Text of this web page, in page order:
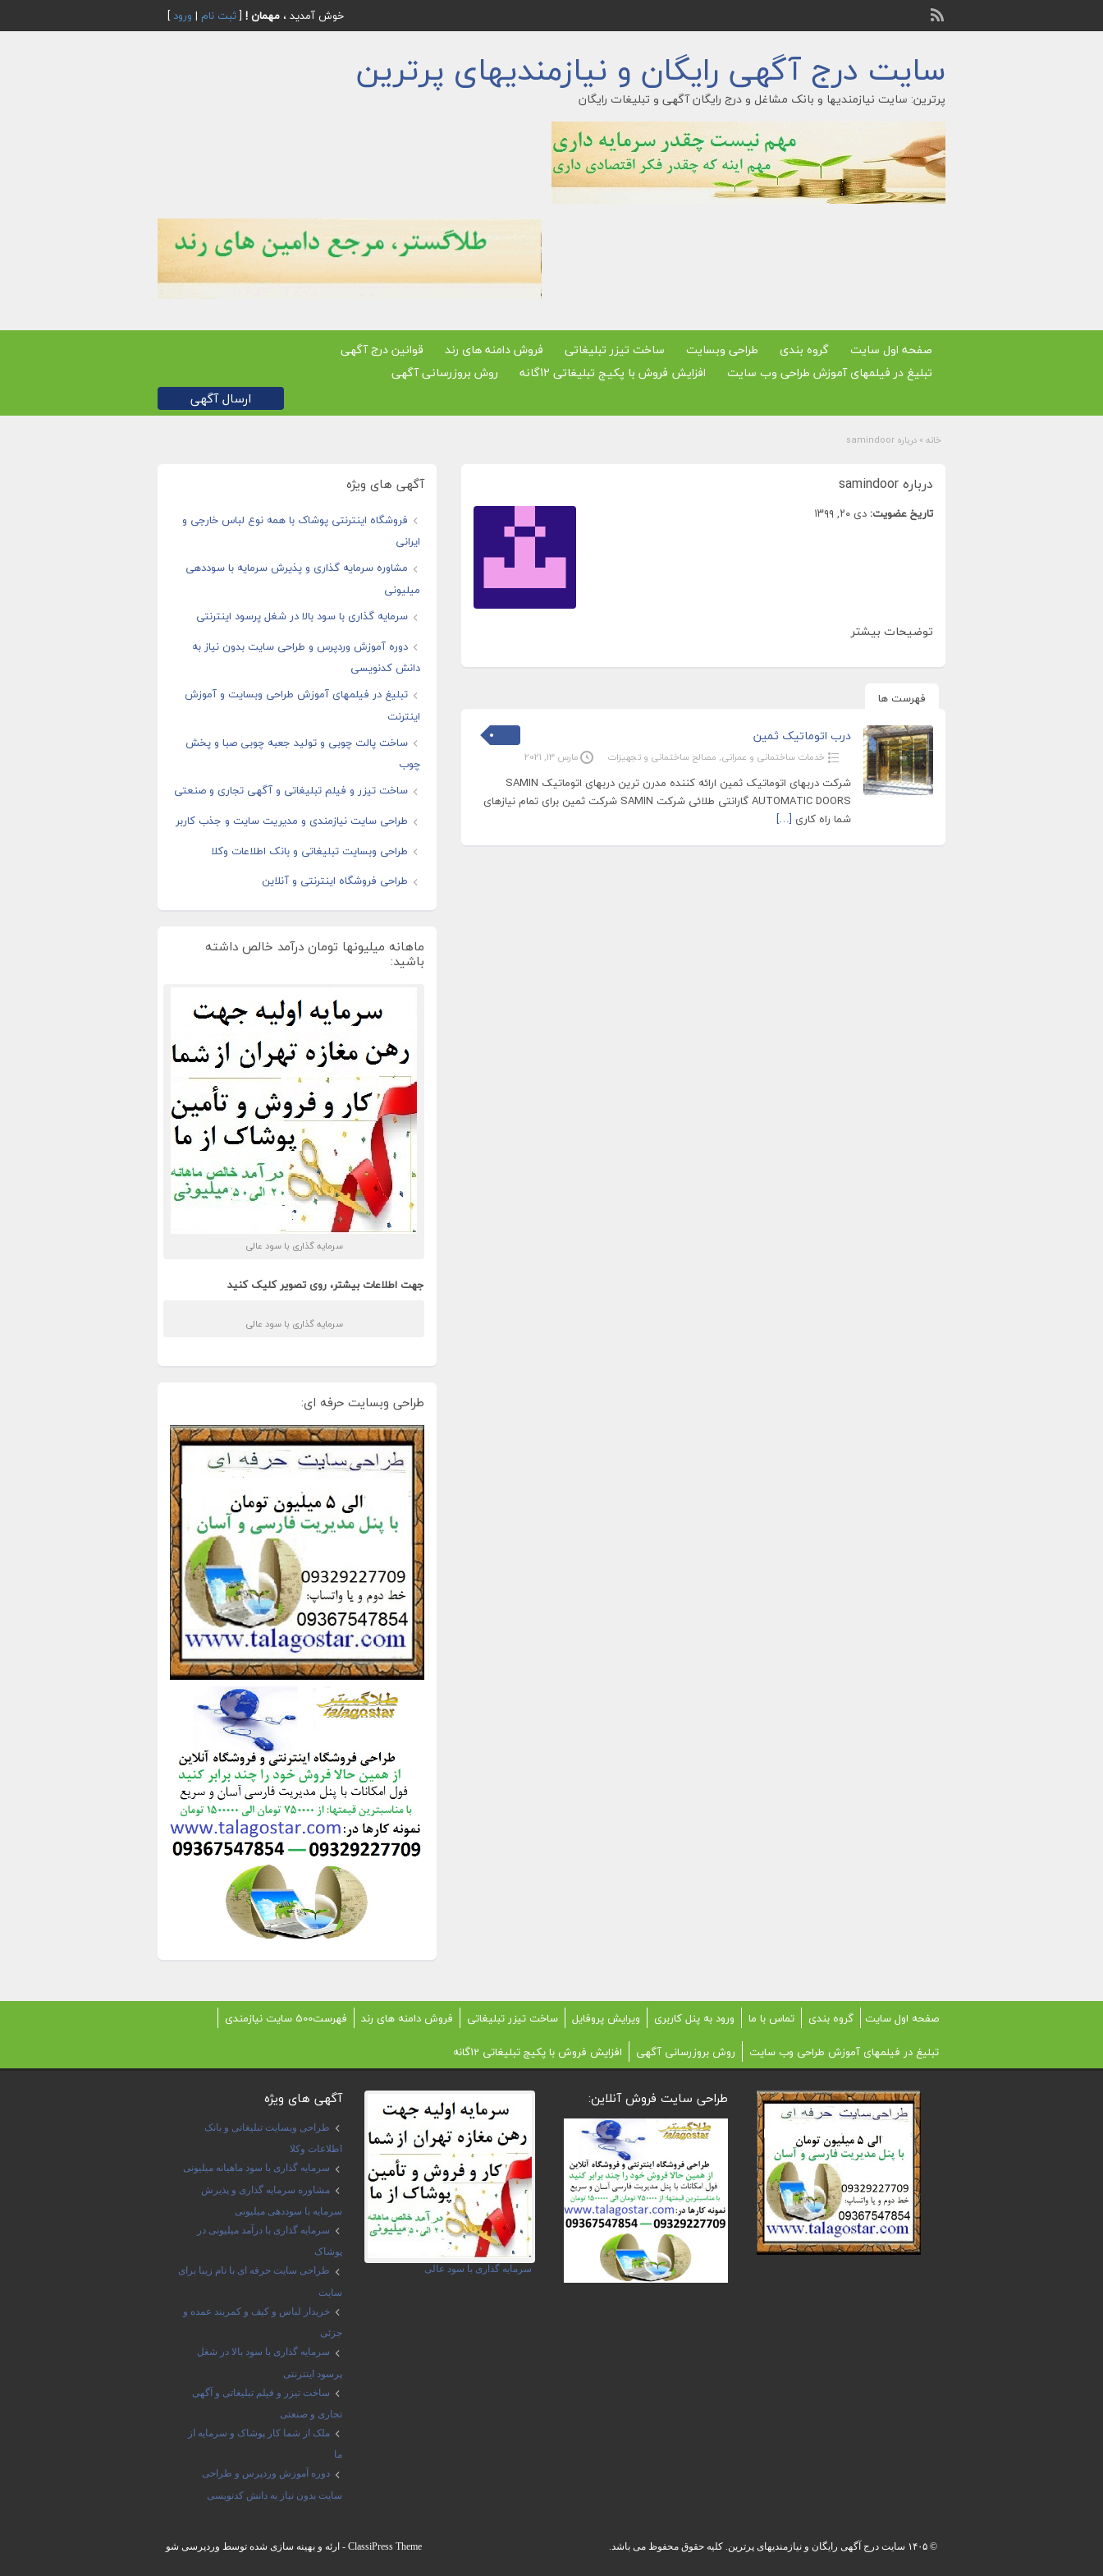
خوش آمدید ، مهمان ! [ثبت نام | ورود]
سایت درج آگهی رایگان و نیازمندیهای پرترین
پرترین: سایت نیازمندیها و بانک مشاغل و درج رایگان آگهی و تبلیغات رایگان
صفحه اول سایت گروه بندی طراحی وبسایت ساخت تیزر تبلیغاتی فروش دامنه های رند
قوانین درج آگهی
تبلیغ در فیلمهای آموزش طراحی وب سایت
افزایش فروش با پکیج تبلیغاتی 12گانه روش بروزرسانی آگهی
ارسال آگهی
خانه » درباره samindoor
درباره samindoor
تاریخ عضویت: دی ۲۰, ۱۳۹۹
توضیحات بیشتر
فهرست ها
درب اتوماتیک ثمین
خدمات ساختمانی و عمرانی, مصالح ساختمانی و تجهیزات مارس 13, 2021
شرکت دربهای اتوماتیک ثمین ارائه کننده مدرن ترین دربهای اتوماتیک SAMIN
AUTOMATIC DOORS گارانتی طلائی شرکت SAMIN شرکت ثمین برای تمام نیازهای
شما راه کاری […]
آگهی های ویژه
فروشگاه اینترنتی پوشاک با همه نوع لباس خارجی و
ایرانی
مشاوره سرمایه گذاری و پذیرش سرمایه با سوددهی
میلیونی
سرمایه گذاری با سود بالا در شغل پرسود اینترنتی
دوره آموزش وردپرس و طراحی سایت بدون نیاز به
دانش کدنویسی
تبلیغ در فیلمهای آموزش طراحی وبسایت و آموزش
اینترنت
ساخت پالت چوبی و تولید جعبه چوبی صبا و پخش
چوب
ساخت تیزر و فیلم تبلیغاتی و آگهی تجاری و صنعتی
طراحی سایت نیازمندی و مدیریت سایت و جذب کاربر
طراحی وبسایت تبلیغاتی و بانک اطلاعات وکلا
طراحی فروشگاه اینترنتی و آنلاین
ماهانه میلیونها تومان درآمد خالص داشته
باشید:
سرمایه گذاری با سود عالی
جهت اطلاعات بیشتر، روی تصویر کلیک کنید
سرمایه گذاری با سود عالی
طراحی وبسایت حرفه ای:
صفحه اول سایت گروه بندی تماس با ما ورود به پنل کاربری ویرایش پروفایل ساخت تیزر تبلیغاتی فروش دامنه های رند
فهرست500 سایت نیازمندی
تبلیغ در فیلمهای آموزش طراحی وب سایت
روش بروزرسانی آگهی افزایش فروش با پکیج تبلیغاتی 12گانه
آگهی های ویژه
طراحی وبسایت تبلیغاتی و بانک
اطلاعات وکلا
سرمایه گذاری با سود ماهیانه میلیونی
مشاوره سرمایه گذاری و پذیرش
سرمایه با سوددهی میلیونی
سرمایه گذاری با درآمد میلیونی در
پوشاک
طراحی سایت حرفه ای با نام زیبا برای
سایت
خریدار لباس و کیف و کمربند عمده و
جزئی
سرمایه گذاری با سود بالا در شغل
پرسود اینترنتی
ساخت تیزر و فیلم تبلیغاتی و آگهی
تجاری و صنعتی
ملک از شما کار پوشاک و سرمایه از
ما
دوره آموزش وردپرس و طراحی
سایت بدون نیاز به دانش کدنویسی
سرمایه گذاری با سود عالی
طراحی سایت فروش آنلاین:
© ۱۴۰۵ سایت درج آگهی رایگان و نیازمندیهای پرترین. کلیه حقوق محفوظ می باشد. ClassiPress Theme - ارئه و بهینه سازی شده توسط وردپرسی شو